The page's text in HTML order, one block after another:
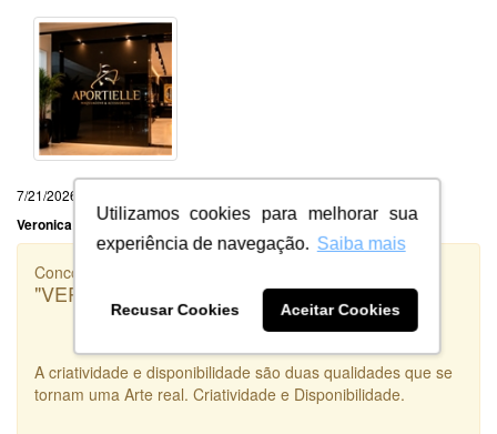
Utilizamos cookies para melhorar sua
experiência de navegação. Saiba mais
Recusar Cookies Aceitar Cookies
7/21/2026
Veronica Portela da Silva
Concorrência
"VERSADOS.RS"
A criatividade e disponibilidade são duas qualidades que se
tornam uma Arte real. Criatividade e Disponibilidade.